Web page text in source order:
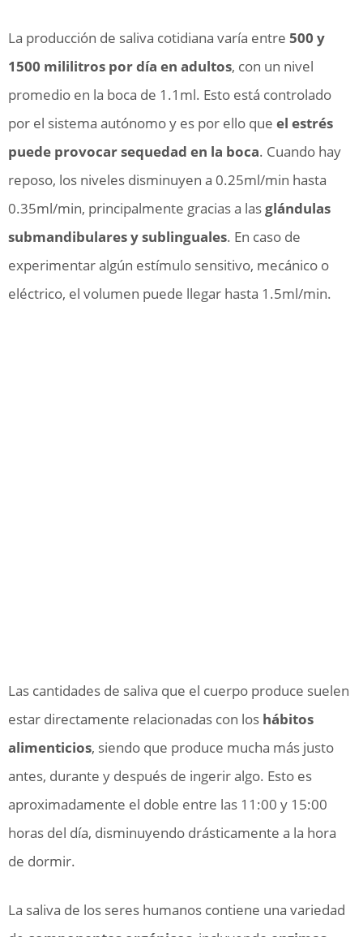
La producción de saliva cotidiana varía entre 500 y
1500 mililitros por día en adultos, con un nivel
promedio en la boca de 1.1ml. Esto está controlado
por el sistema autónomo y es por ello que el estrés
puede provocar sequedad en la boca. Cuando hay
reposo, los niveles disminuyen a 0.25ml/min hasta
0.35ml/min, principalmente gracias a lasglándulas
submandibulares y sublinguales. En caso de
experimentar algún estímulo sensitivo, mecánico o
eléctrico, el volumen puede llegar hasta 1.5ml/min.
Las cantidades de saliva que el cuerpo produce suelen
estar directamente relacionadas con los hábitos
alimenticios, siendo que produce mucha más justo
antes, durante y después de ingerir algo. Esto es
aproximadamente el doble entre las 11:00 y 15:00
horas del día, disminuyendo drásticamente a la hora
de dormir.
La saliva de los seres humanos contiene una variedad